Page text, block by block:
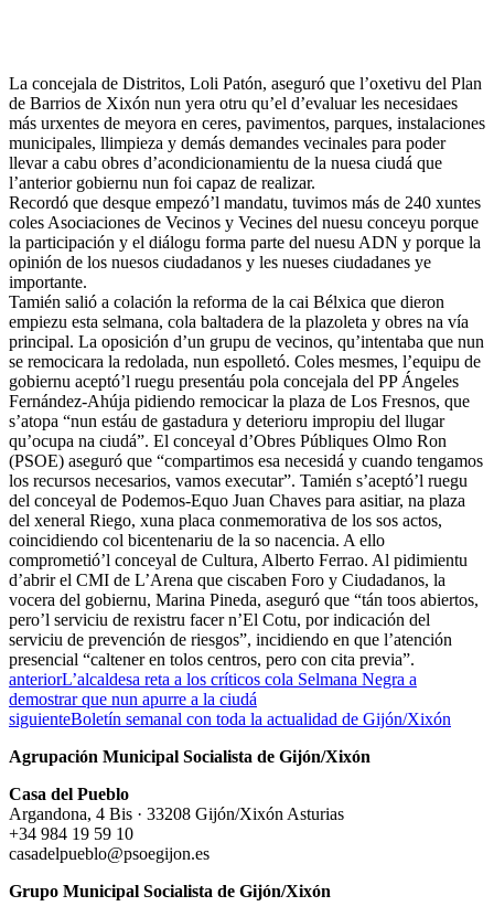
La concejala de Distritos, Loli Patón, aseguró que l’oxetivu del Plan
de Barrios de Xixón nun yera otru qu’el d’evaluar les necesidaes
más urxentes de meyora en ceres, pavimentos, parques, instalaciones
municipales, llimpieza y demás demandes vecinales para poder
llevar a cabu obres d’acondicionamientu de la nuesa ciudá que
l’anterior gobiernu nun foi capaz de realizar.
Recordó que desque empezó’l mandatu, tuvimos más de 240 xuntes
coles Asociaciones de Vecinos y Vecines del nuesu conceyu porque
la participación y el diálogu forma parte del nuesu ADN y porque la
opinión de los nuesos ciudadanos y les nueses ciudadanes ye
importante.
Tamién salió a colación la reforma de la cai Bélxica que dieron
empiezu esta selmana, cola baltadera de la plazoleta y obres na vía
principal. La oposición d’un grupu de vecinos, qu’intentaba que nun
se remocicara la redolada, nun espolletó. Coles mesmes, l’equipu de
gobiernu aceptó’l ruegu presentáu pola concejala del PP Ángeles
Fernández-Ahúja pidiendo remocicar la plaza de Los Fresnos, que
s’atopa “nun estáu de gastadura y deterioru impropiu del llugar
qu’ocupa na ciudá”. El conceyal d’Obres Públiques Olmo Ron
(PSOE) aseguró que “compartimos esa necesidá y cuando tengamos
los recursos necesarios, vamos executar”. Tamién s’aceptó’l ruegu
del conceyal de Podemos-Equo Juan Chaves para asitiar, na plaza
del xeneral Riego, xuna placa conmemorativa de los sos actos,
coincidiendo col bicentenariu de la so nacencia. A ello
comprometió’l conceyal de Cultura, Alberto Ferrao. Al pidimientu
d’abrir el CMI de L’Arena que ciscaben Foro y Ciudadanos, la
vocera del gobiernu, Marina Pineda, aseguró que “tán toos abiertos,
pero’l serviciu de rexistru facer n’El Cotu, por indicación del
serviciu de prevención de riesgos”, incidiendo en que l’atención
presencial “caltener en tolos centros, pero con cita previa”.
anteriorL’alcaldesa reta a los críticos cola Selmana Negra a
demostrar que nun apurre a la ciudá
siguienteBoletín semanal con toda la actualidad de Gijón/Xixón
Agrupación Municipal Socialista de Gijón/Xixón
Casa del Pueblo
Argandona, 4 Bis · 33208 Gijón/Xixón Asturias
+34 984 19 59 10
casadelpueblo@psoegijon.es
Grupo Municipal Socialista de Gijón/Xixón